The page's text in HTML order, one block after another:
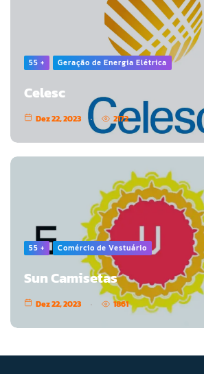
55 + Geração de Energia Elétrica
Celesc
Dez 22, 2023 2172
55 + Comércio de Vestuário
Sun Camisetas
Dez 22, 2023 1861